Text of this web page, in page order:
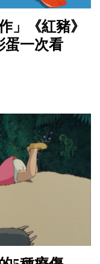
」《紅豬》
蛋一次看